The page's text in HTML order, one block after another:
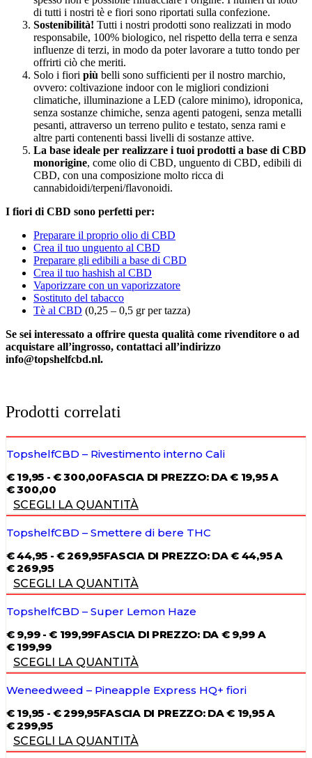
di tutti i nostri tè e fiori sono riportati sulla confezione.
Sostenibilità! Tutti i nostri prodotti sono realizzati in modo
responsabile, 100% biologico, nel rispetto della terra e senza
influenze di terzi, in modo da poter lavorare a tutto tondo per
offrirti ciò che meriti.
Solo i fiori più belli sono sufficienti per il nostro marchio,
ovvero: coltivazione indoor con le migliori condizioni
climatiche, illuminazione a LED (calore minimo), idroponica,
senza sostanze chimiche, senza agenti patogeni, senza metalli
pesanti, attraverso un terreno pulito e testato, senza rami e
altre parti contenenti bassi livelli di sostanze attive.
La base ideale per realizzare i tuoi prodotti a base di CBD
monorigine, come olio di CBD, unguento di CBD, edibili di
CBD, con una composizione molto ricca di
cannabidoidi/terpeni/flavonoidi.
I fiori di CBD sono perfetti per:
Preparare il proprio olio di CBD
Crea il tuo unguento al CBD
Preparare gli edibili a base di CBD
Crea il tuo hashish al CBD
Vaporizzare con un vaporizzatore
Sostituto del tabacco
Tè al CBD (0,25 – 0,5 gr per tazza)
Se sei interessato a offrire questa qualità come rivenditore o ad
acquistare all’ingrosso, contattaci all’indirizzo
info@topshelfcbd.nl.
Prodotti correlati
TopshelfCBD – Rivestimento interno Cali
€19,95 - €300,00FASCIA DI PREZZO: DA € 19,95 A
€ 300,00
SCEGLI LA QUANTITÀ
TopshelfCBD – Smettere di bere THC
€44,95 - €269,95FASCIA DI PREZZO: DA € 44,95 A
€ 269,95
SCEGLI LA QUANTITÀ
TopshelfCBD – Super Lemon Haze
€9,99 - € 199,99FASCIA DI PREZZO: DA € 9,99 A
€ 199,99
SCEGLI LA QUANTITÀ
Weneedweed – Pineapple Express HQ+ fiori
€19,95 - €299,95FASCIA DI PREZZO: DA € 19,95 A
€ 299,95
SCEGLI LA QUANTITÀ